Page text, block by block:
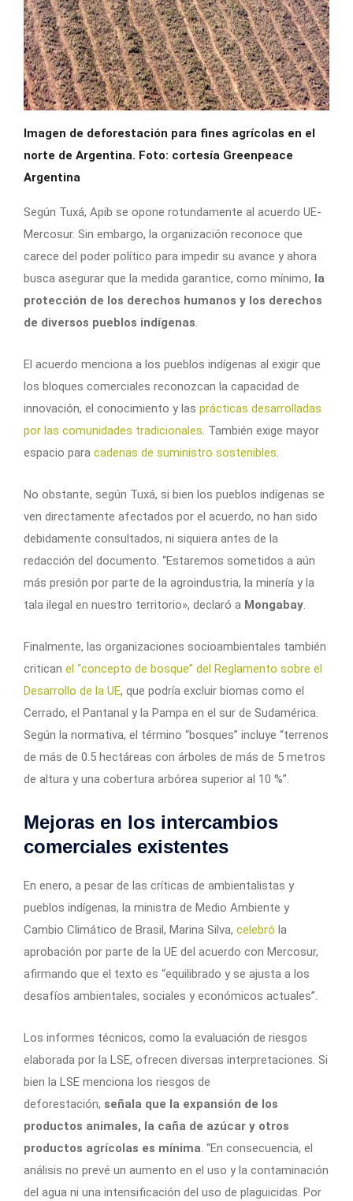
Imagen de deforestación para fines agrícolas en el
norte de Argentina. Foto: cortesía Greenpeace
Argentina
Según Tuxá, Apib se opone rotundamente al acuerdo UE-
Mercosur. Sin embargo, la organización reconoce que
carece del poder político para impedir su avance y ahora
busca asegurar que la medida garantice, como mínimo, la
protección de los derechos humanos y los derechos
de diversos pueblos indígenas.
El acuerdo menciona a los pueblos indígenas al exigir que
los bloques comerciales reconozcan la capacidad de
innovación, el conocimiento y las prácticas desarrolladas
por las comunidades tradicionales. También exige mayor
espacio para cadenas de suministro sostenibles.
No obstante, según Tuxá, si bien los pueblos indígenas se
ven directamente afectados por el acuerdo, no han sido
debidamente consultados, ni siquiera antes de la
redacción del documento. “Estaremos sometidos a aún
más presión por parte de la agroindustria, la minería y la
tala ilegal en nuestro territorio», declaró a Mongabay.
Finalmente, las organizaciones socioambientales también
critican el “concepto de bosque” del Reglamento sobre el
Desarrollo de la UE, que podría excluir biomas como el
Cerrado, el Pantanal y la Pampa en el sur de Sudamérica.
Según la normativa, el término “bosques” incluye “terrenos
de más de 0.5 hectáreas con árboles de más de 5 metros
de altura y una cobertura arbórea superior al 10 %”.
Mejoras en los intercambios
comerciales existentes
En enero, a pesar de las críticas de ambientalistas y
pueblos indígenas, la ministra de Medio Ambiente y
Cambio Climático de Brasil, Marina Silva, celebró la
aprobación por parte de la UE del acuerdo con Mercosur,
afirmando que el texto es “equilibrado y se ajusta a los
desafíos ambientales, sociales y económicos actuales”.
Los informes técnicos, como la evaluación de riesgos
elaborada por la LSE, ofrecen diversas interpretaciones. Si
bien la LSE menciona los riesgos de
deforestación, señala que la expansión de los
productos animales, la caña de azúcar y otros
productos agrícolas es mínima. “En consecuencia, el
análisis no prevé un aumento en el uso y la contaminación
del agua ni una intensificación del uso de plaguicidas. Por